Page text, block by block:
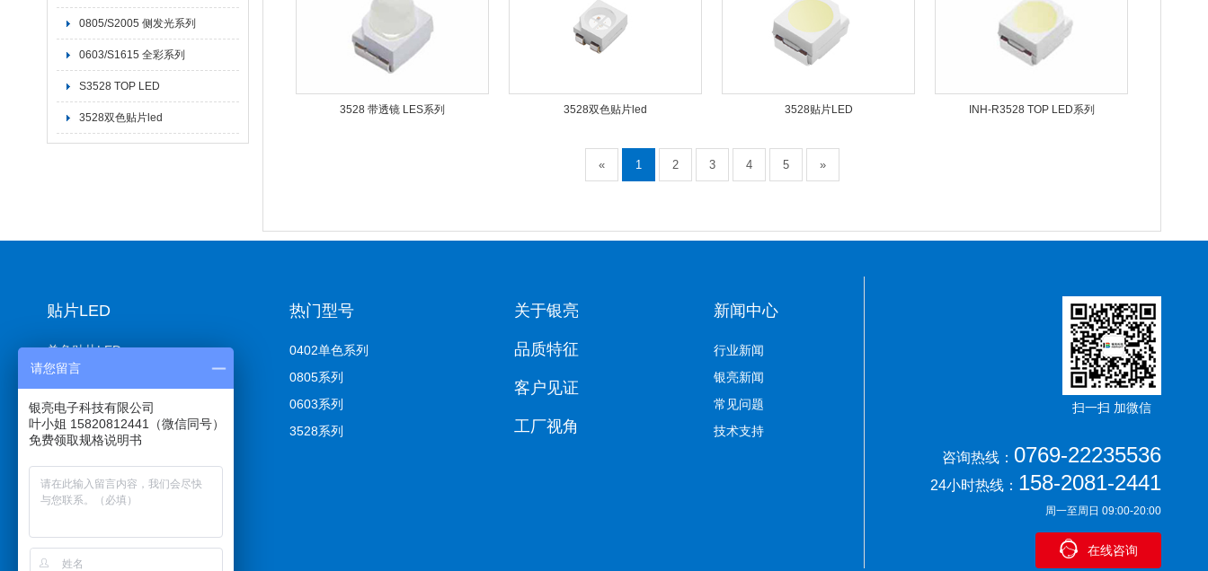
0805/S2005 侧发光系列
0603/S1615 全彩系列
S3528 TOP LED
3528双色贴片led
3528 带透镜 LES系列 3528双色贴片led 3528贴片LED INH-R3528 TOP LED系列
« 1 2 3 4 5 »
贴片LED
单色贴片LED
双色贴片LED
全彩贴片式LED
侧面发光LED
UV固化
热门型号
0402单色系列
0805系列
0603系列
3528系列
关于银亮
品质特征
客户见证
工厂视角
新闻中心
行业新闻
银亮新闻
常见问题
技术支持
扫一扫 加微信
咨询热线： 0769-22235536
24小时热线： 158-2081-2441
周一至周日 09:00-20:00
在线咨询
请您留言
银亮电子科技有限公司
叶小姐 15820812441（微信同号）
免费领取规格说明书